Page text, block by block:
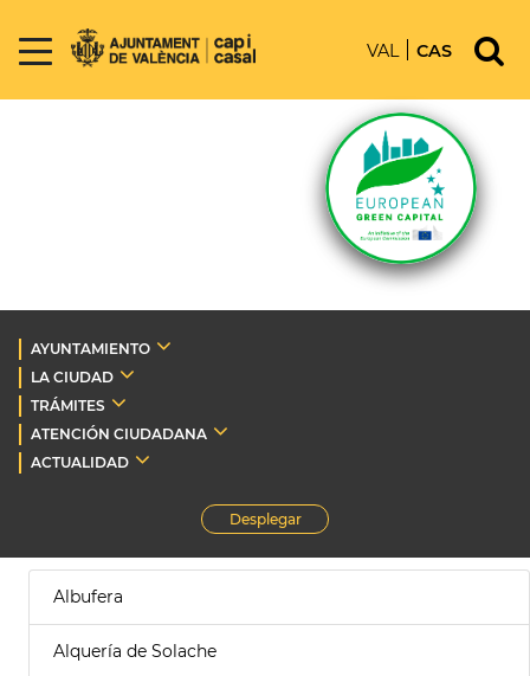
VAL CAS
AYUNTAMIENTO
LA CIUDAD
TRÁMITES
ATENCIÓN CIUDADANA
ACTUALIDAD
Desplegar
Albufera
Alquería de Solache